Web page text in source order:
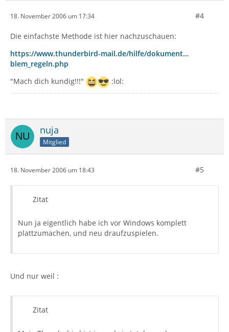
18. November 2006 um 17:34 #4
Die einfachste Methode ist hier nachzuschauen:
https://www.thunderbird-mail.de/hilfe/dokument…
blem_regeln.php
"Mach dich kundig!!!"
:lol:
nuja
Mitglied
18. November 2006 um 18:43 #5
Zitat
Nun ja eigentlich habe ich vor Windows komplett
plattzumachen, und neu draufzuspielen.
Und nur weil :
Zitat